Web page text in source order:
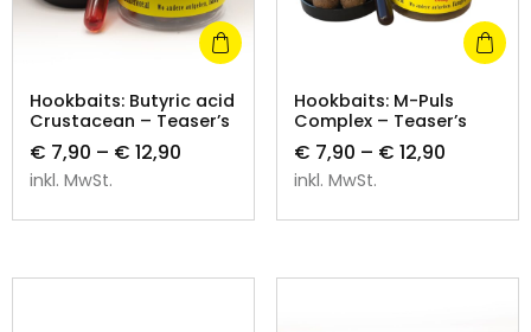
Hookbaits: Butyric acid
Crustacean – Teaser’s
€ 7,90 – € 12,90
inkl. MwSt.
Hookbaits: M-Puls
Complex – Teaser’s
€ 7,90 – € 12,90
inkl. MwSt.